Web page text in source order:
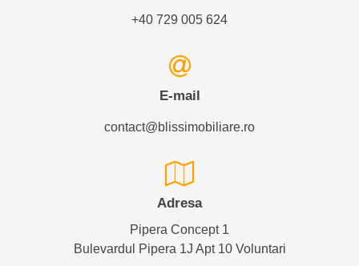
+40 729 005 624
E-mail
contact@blissimobiliare.ro
Adresa
Pipera Concept 1
Bulevardul Pipera 1J Apt 10 Voluntari